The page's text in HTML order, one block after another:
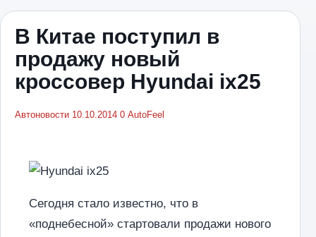
В Китае поступил в
продажу новый
кроссовер Hyundai ix25
Автоновости 10.10.2014 0 AutoFeel
Сегодня стало известно, что в
«поднебесной» стартовали продажи нового